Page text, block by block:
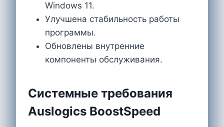
Windows 11.
Улучшена стабильность работы
программы.
Обновлены внутренние
компоненты обслуживания.
Системные требования
Auslogics BoostSpeed